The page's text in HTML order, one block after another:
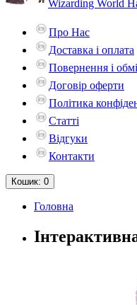
Wizarding World
Про Нас
Доставка і оплата
Повернення і
Договір оферти
Політика
Статті
Відгуки
Контакти
Кошик: 0
Головна